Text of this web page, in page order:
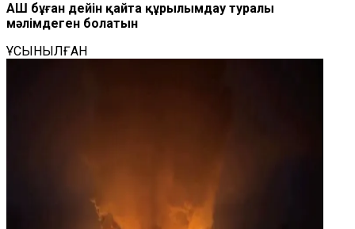
АҚШ бұған дейін қайта құрылымдау туралы
мәлімдеген болатын
ҰСЫНЫЛҒАН